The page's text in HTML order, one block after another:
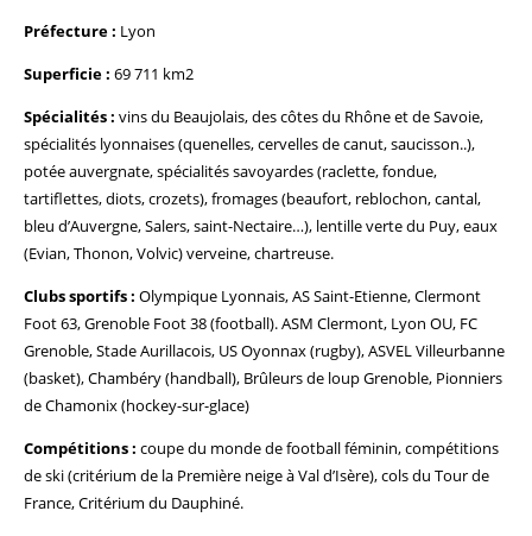
Préfecture : Lyon
Superficie : 69 711 km2
Spécialités : vins du Beaujolais, des côtes du Rhône et de Savoie,
spécialités lyonnaises (quenelles, cervelles de canut, saucisson..),
potée auvergnate, spécialités savoyardes (raclette, fondue,
tartiflettes, diots, crozets), fromages (beaufort, reblochon, cantal,
bleu d’Auvergne, Salers, saint-Nectaire…), lentille verte du Puy, eaux
(Evian, Thonon, Volvic) verveine, chartreuse.
Clubs sportifs : Olympique Lyonnais, AS Saint-Etienne, Clermont
Foot 63, Grenoble Foot 38 (football). ASM Clermont, Lyon OU, FC
Grenoble, Stade Aurillacois, US Oyonnax (rugby), ASVEL Villeurbanne
(basket), Chambéry (handball), Brûleurs de loup Grenoble, Pionniers
de Chamonix (hockey-sur-glace)
Compétitions : coupe du monde de football féminin, compétitions
de ski (critérium de la Première neige à Val d’Isère), cols du Tour de
France, Critérium du Dauphiné.